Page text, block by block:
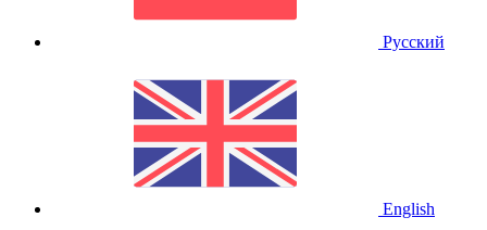
Русский
English